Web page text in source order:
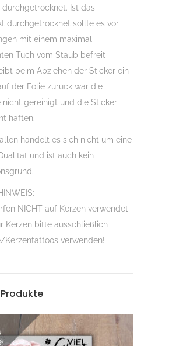
Ist das
durchgetrocknet sollte es vor
mit einem maximal
Tuch vom Staub befreit
beim Abziehen der Sticker ein
der Folie zurück war die
nicht gereinigt und die Sticker
haften.
handelt es sich nicht um eine
und ist auch kein
NICHT auf Kerzen verwendet
Kerzen bitte ausschließlich
Kerzentattoos verwenden!